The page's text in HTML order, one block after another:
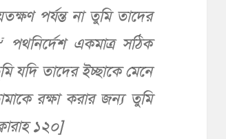
পর্যন্ত না তুমি তাদের
পথনির্দেশ একমাত্র সঠিক
যদি তাদের ইচ্ছাকে মেনে
রক্ষা করার জন্য তুমি
১২০]